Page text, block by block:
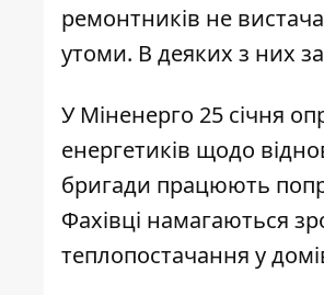
ремонтників не
утоми. В деяких з них
У Міненерго 25 січня
енергетиків щодо
бригади працюють
Фахівці намагаються
теплопостачання у